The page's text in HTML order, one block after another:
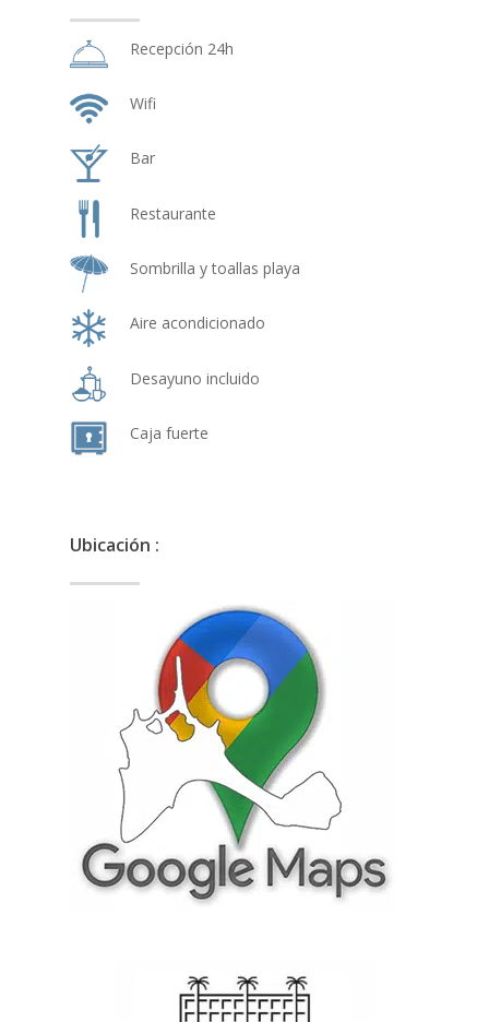
Recepción 24h
Wifi
Bar
Restaurante
Sombrilla y toallas playa
Aire acondicionado
Desayuno incluido
Caja fuerte
Ubicación :